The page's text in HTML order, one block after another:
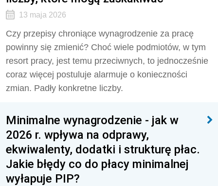
13 maja 2026
Czy przepisy chroniące wynagrodzenie za pracę
powinny się zmienić? Choć wiele podmiotów, w tym
resort pracy, jest temu przeciwnych, to jednocześnie
coraz więcej postuluje alarmuje o konieczności
zmian. Padły konkretne liczby.
Minimalne wynagrodzenie - jak w
2026 r. wpływa na odprawy,
ekwiwalenty, dodatki i strukturę płac.
Jakie błędy co do płacy minimalnej
wyłapuje PIP?